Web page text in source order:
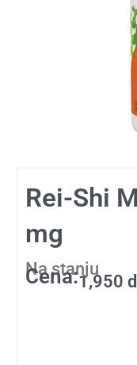
Rei-Shi
mg
Na stanju
Cena:1,950